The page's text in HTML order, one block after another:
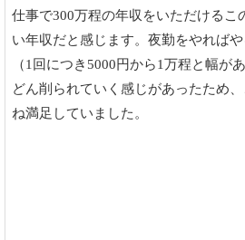
仕事で300万程の年収をいただけるこ
い年収だと感じます。夜勤をやれば
（1回につき5000円から1万程と幅が
どん削られていく感じがあったため
ね満足していました。